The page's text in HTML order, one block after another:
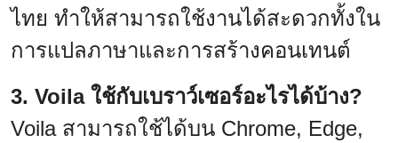
ไทย ทำให้สามารถใช้งานได้สะดวกทั้งใน
การแปลภาษาและการสร้างคอนเทนต์
3. Voila ใช้กับเบราว์เซอร์อะไรได้บ้าง?
Voila สามารถใช้ได้บน Chrome, Edge,